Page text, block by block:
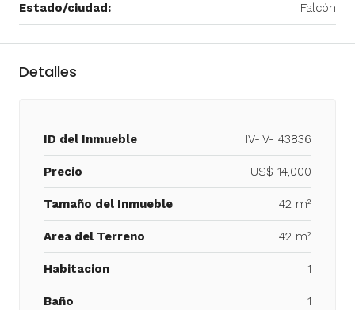
Estado/ciudad: Falcón
Detalles
ID del Inmueble IV-IV- 43836
Precio US$ 14,000
Tamaño del Inmueble 42 m²
Area del Terreno 42 m²
Habitacion 1
Baño 1